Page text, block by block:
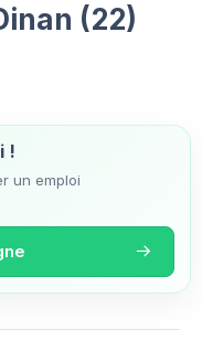
(22)
!
un emploi